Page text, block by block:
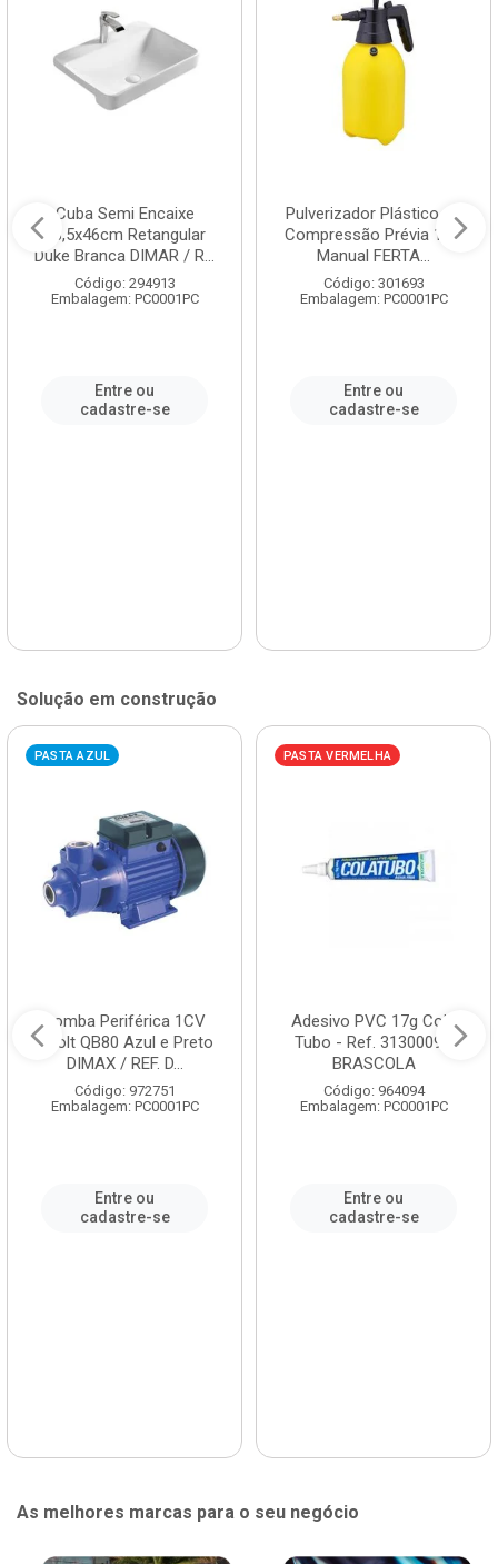
Cuba Semi Encaixe
58,5x46cm Retangular
Duke Branca DIMAR / R...
Código: 294913
Embalagem: PC0001PC
Entre ou
cadastre-se
Pulverizador Plástico de
Compressão Prévia 1,5L
Manual FERTA...
Código: 301693
Embalagem: PC0001PC
Entre ou
cadastre-se
Solução em construção
PASTA AZUL
Bomba Periférica 1CV
Bivolt QB80 Azul e Preto
DIMAX / REF. D...
Código: 972751
Embalagem: PC0001PC
Entre ou
cadastre-se
PASTA VERMELHA
Adesivo PVC 17g Cola
Tubo - Ref. 3130009 -
BRASCOLA
Código: 964094
Embalagem: PC0001PC
Entre ou
cadastre-se
As melhores marcas para o seu negócio